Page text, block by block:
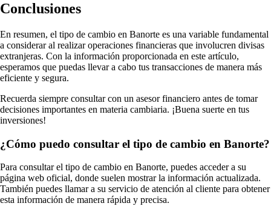
Conclusiones
En resumen, el tipo de cambio en Banorte es una variable fundamental
a considerar al realizar operaciones financieras que involucren divisas
extranjeras. Con la información proporcionada en este artículo,
esperamos que puedas llevar a cabo tus transacciones de manera más
eficiente y segura.
Recuerda siempre consultar con un asesor financiero antes de tomar
decisiones importantes en materia cambiaria. ¡Buena suerte en tus
inversiones!
¿Cómo puedo consultar el tipo de cambio en Banorte?
Para consultar el tipo de cambio en Banorte, puedes acceder a su
página web oficial, donde suelen mostrar la información actualizada.
También puedes llamar a su servicio de atención al cliente para obtener
esta información de manera rápida y precisa.